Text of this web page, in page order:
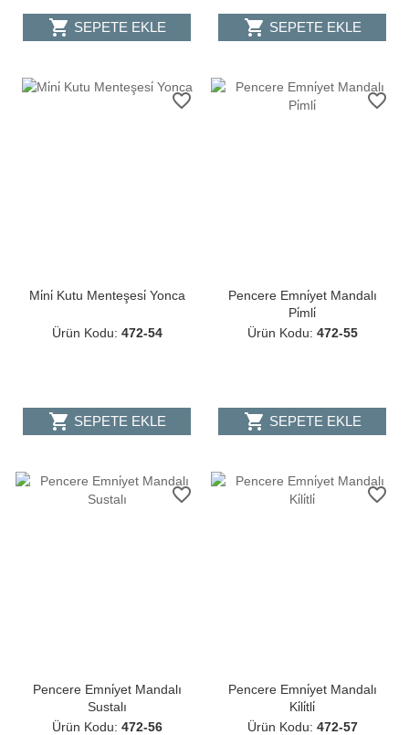
shopping_cart SEPETE EKLE shopping_cart SEPETE EKLE
favorite_border
Mi̇ni̇ Kutu Menteşesi̇ Yonca
Ürün Kodu: 472-54
shopping_cart SEPETE EKLE
favorite_border
Pencere Emni̇yet Mandalı
Pi̇mli̇
Ürün Kodu: 472-55
shopping_cart SEPETE EKLE
favorite_border
Pencere Emni̇yet Mandalı
Sustalı
Ürün Kodu: 472-56
favorite_border
Pencere Emni̇yet Mandalı
Ki̇li̇tli̇
Ürün Kodu: 472-57